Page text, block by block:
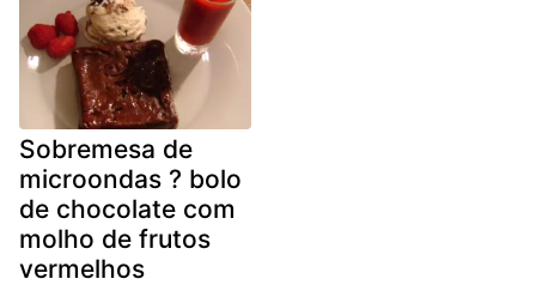
Sobremesa de
microondas ? bolo
de chocolate com
molho de frutos
vermelhos